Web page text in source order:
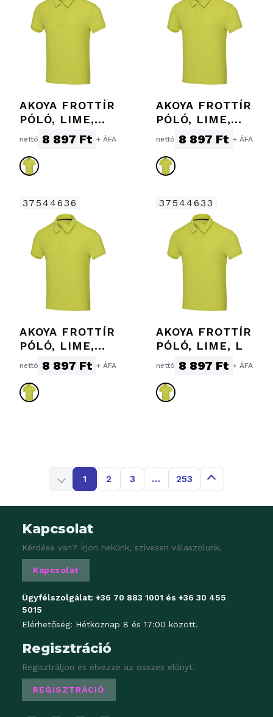
AKOYA FROTTÍR
PÓLÓ, LIME,
2XL
nettó 8 897 Ft + ÁFA
AKOYA FROTTÍR
PÓLÓ, LIME,
2XS
nettó 8 897 Ft + ÁFA
37544636
AKOYA FROTTÍR
PÓLÓ, LIME,
3XL
nettó 8 897 Ft + ÁFA
37544633
AKOYA FROTTÍR
PÓLÓ, LIME, L
nettó 8 897 Ft + ÁFA
1 2 3 … 253
Kapcsolat
Kérdése van? Írjon nekünk, szívesen válaszolunk.
Kapcsolat
Ügyfélszolgálat: +36 70 883 1001 és +36 30 455
5015
Elérhetőség: Hétköznap 8 és 17:00 között.
Regisztráció
Regisztráljon és élvezze az összes előnyt.
REGISZTRÁCIÓ